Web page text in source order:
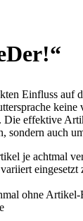
Einfluss auf
effektive
sondern auch
je achtmal
ohne Artikel-